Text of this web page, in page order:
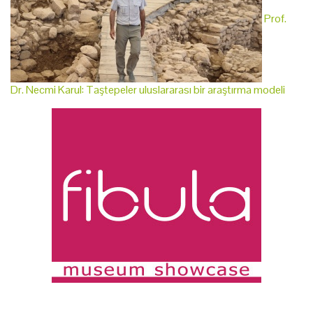
Prof.
Dr. Necmi Karul: Taştepeler uluslararası bir araştırma modeli